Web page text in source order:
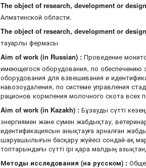
The object of research, development or
Алматинской области.
The object of research, development or
тауарлы фермасы
Aim of work (in Russian) : Проведение
имеющегося оборудования, по обеспечению
оборудования для взвешивания и
навозоудаления, по системе управления
рационов кормления молочного скота всех
Aim of work (in Kazakh) : Бұзауды сүтті
энергиямен және сумен жабдықтау,
идентификациясын анықтауға арналған
шаруашылығын басқару жүйесі сондай-ақ
топтарындағы сүтті ірі қара малдың
Методы исследования (на русском) :